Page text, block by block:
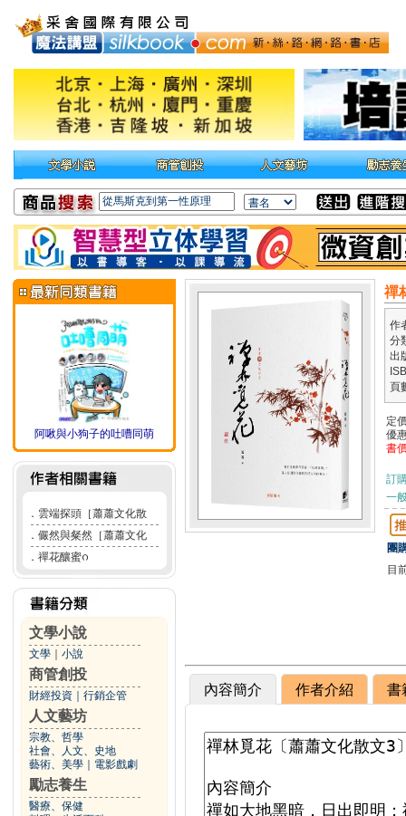
阿啾與小狗子的吐嘈同萌
． 雲端探頭［蕭蕭文化散
． 儼然與粲然［蕭蕭文化
． 禪花釀蜜ᦅ
文學小說
文學 小說
商管創投
財經投資 行銷企管
人文藝坊
宗教、哲學
社會、人文、史地
藝術、美學
電影戲劇
勵志養生
醫療、保健
禪
作
分
出
頁
定
優
書
訂
一
團
目
內容簡介 作者介紹 書